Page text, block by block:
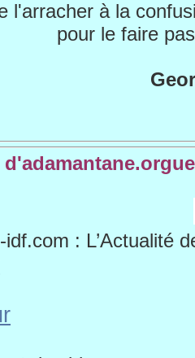
l'arracher à la
pour le faire
idf.com : L’Actualité